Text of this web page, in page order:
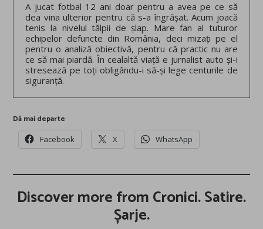
A jucat fotbal 12 ani doar pentru a avea pe ce să
dea vina ulterior pentru că s-a îngrășat. Acum joacă
tenis la nivelul tălpii de șlap. Mare fan al tuturor
echipelor defuncte din România, deci mizați pe el
pentru o analiză obiectivă, pentru că practic nu are
ce să mai piardă. În cealaltă viață e jurnalist auto și-i
stresează pe toți obligându-i să-și lege centurile de
siguranță.
Dă mai departe
Facebook X WhatsApp
Discover more from Cronici. Satire.
Șarje.